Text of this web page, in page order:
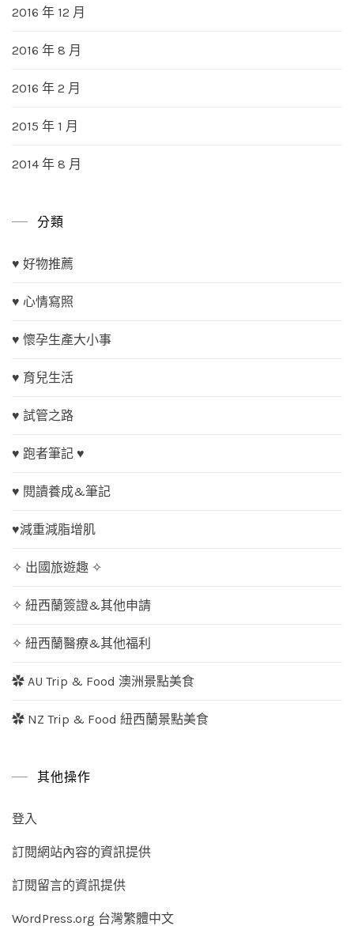
2016 年 12 月
2016 年 8 月
2016 年 2 月
2015 年 1 月
2014 年 8 月
分類
♥ 好物推薦
♥ 心情寫照
♥ 懷孕生產大小事
♥ 育兒生活
♥ 試管之路
♥ 跑者筆記 ♥
♥ 閱讀養成&筆記
♥減重減脂增肌
✧ 出國旅遊趣 ✧
✧ 紐西蘭簽證&其他申請
✧ 紐西蘭醫療&其他福利
✿ AU Trip & Food 澳洲景點美食
✿ NZ Trip & Food 紐西蘭景點美食
其他操作
登入
訂閱網站內容的資訊提供
訂閱留言的資訊提供
WordPress.org 台灣繁體中文